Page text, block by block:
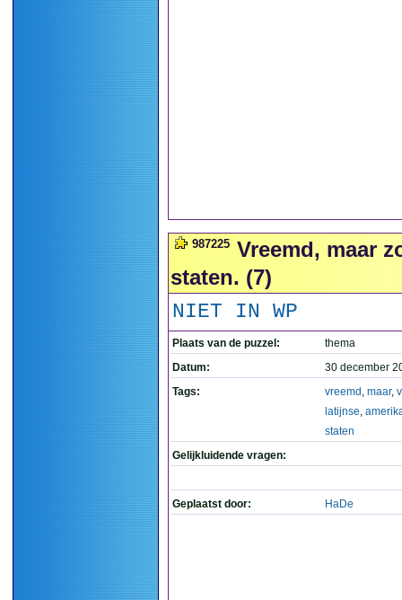
987225 Vreemd, maar
staten. (7)
NIET IN WP
Plaats van de puzzel:
thema
Datum:
30 december
Tags:
vreemd , maar,
latijnse,
staten
Gelijkluidende vragen:
Geplaatst door: HaDe